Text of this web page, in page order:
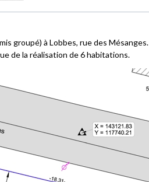
groupé) à Lobbes, rue des Mésanges.
de la réalisation de 6 habitations.